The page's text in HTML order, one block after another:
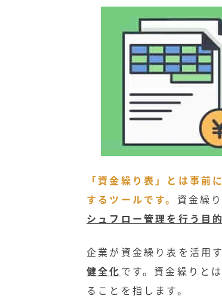
「資金繰り表」とは事前
するツールです。 資金繰
シュフロー管理を行う目的
企業が資金繰り表を活用
健全化 です。資金繰りと
ることを指します。